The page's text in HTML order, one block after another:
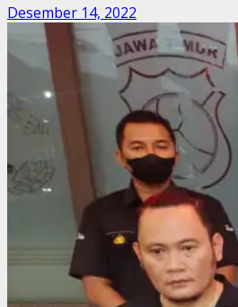
Desember 14, 2022